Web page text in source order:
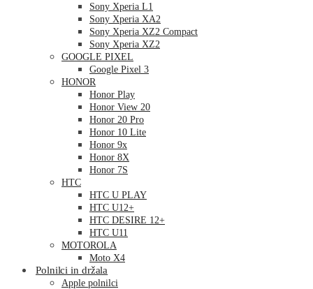
Sony Xperia L1
Sony Xperia XA2
Sony Xperia XZ2 Compact
Sony Xperia XZ2
GOOGLE PIXEL
Google Pixel 3
HONOR
Honor Play
Honor View 20
Honor 20 Pro
Honor 10 Lite
Honor 9x
Honor 8X
Honor 7S
HTC
HTC U PLAY
HTC U12+
HTC DESIRE 12+
HTC U11
MOTOROLA
Moto X4
Polnilci in držala
Apple polnilci